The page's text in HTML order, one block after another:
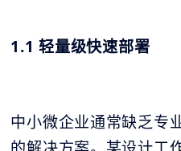
1.1 轻量级快速部署
中小微企业通常缺乏专